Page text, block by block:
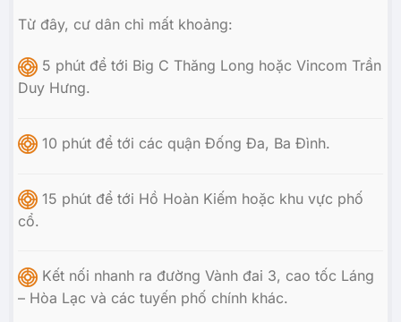
Từ đây, cư dân chỉ mất khoảng:
5 phút để tới Big C Thăng Long hoặc Vincom Trần
Duy Hưng.
10 phút để tới các quận Đống Đa, Ba Đình.
15 phút để tới Hồ Hoàn Kiếm hoặc khu vực phố
cổ.
Kết nối nhanh ra đường Vành đai 3, cao tốc Láng
– Hòa Lạc và các tuyến phố chính khác.